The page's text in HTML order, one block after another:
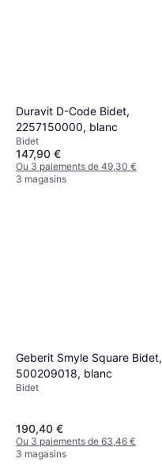
Duravit D-Code Bidet,
2257150000, blanc
Bidet
147,90 €
Ou 3 paiements de 49,30 €
3 magasins
Geberit Smyle Square Bidet,
500209018, blanc
Bidet
190,40 €
Ou 3 paiements de 63,46 €
3 magasins